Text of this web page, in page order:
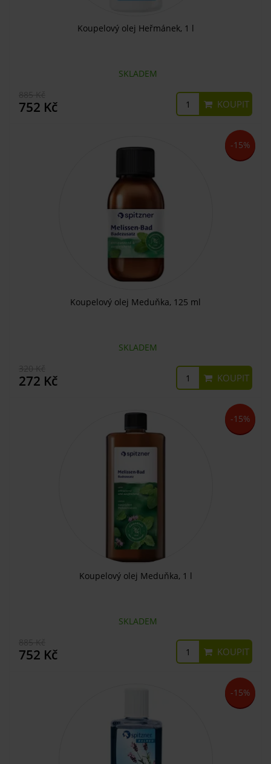
Koupelový olej Heřmánek, 1 l
SKLADEM
752 Kč KOUPIT
-15%
Koupelový olej Meduňka, 125 ml
SKLADEM
272 Kč KOUPIT
-15%
Koupelový olej Meduňka, 1 l
SKLADEM
752 Kč KOUPIT
-15%